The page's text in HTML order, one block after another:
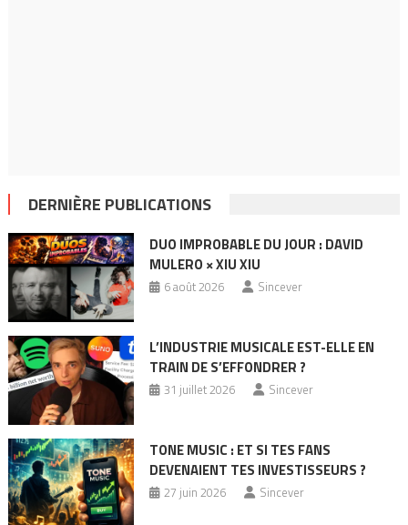
DERNIÈRE PUBLICATIONS
DUO IMPROBABLE DU JOUR : DAVID
MULERO × XIU XIU
6 août 2026 Sincever
L’INDUSTRIE MUSICALE EST-ELLE EN
TRAIN DE S’EFFONDRER ?
31 juillet 2026 Sincever
TONE MUSIC : ET SI TES FANS
DEVENAIENT TES INVESTISSEURS ?
27 juin 2026 Sincever